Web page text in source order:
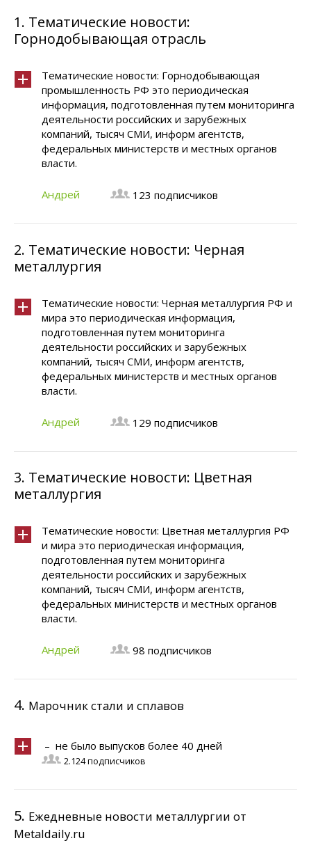
1. Тематические новости:
Горнодобывающая отрасль
Тематические новости: Горнодобывающая
промышленность РФ это периодическая
информация, подготовленная путем мониторинга
деятельности российских и зарубежных
компаний, тысяч СМИ, информ агентств,
федеральных министерств и местных органов
власти.
Андрей 123 подписчиков
2. Тематические новости: Черная
металлургия
Тематические новости: Черная металлургия РФ и
мира это периодическая информация,
подготовленная путем мониторинга
деятельности российских и зарубежных
компаний, тысяч СМИ, информ агентств,
федеральных министерств и местных органов
власти.
Андрей 129 подписчиков
3. Тематические новости: Цветная
металлургия
Тематические новости: Цветная металлургия РФ
и мира это периодическая информация,
подготовленная путем мониторинга
деятельности российских и зарубежных
компаний, тысяч СМИ, информ агентств,
федеральных министерств и местных органов
власти.
Андрей 98 подписчиков
4. Марочник стали и сплавов
– не было выпусков более 40 дней
2.124 подписчиков
5. Ежедневные новости металлургии от
Metaldaily.ru